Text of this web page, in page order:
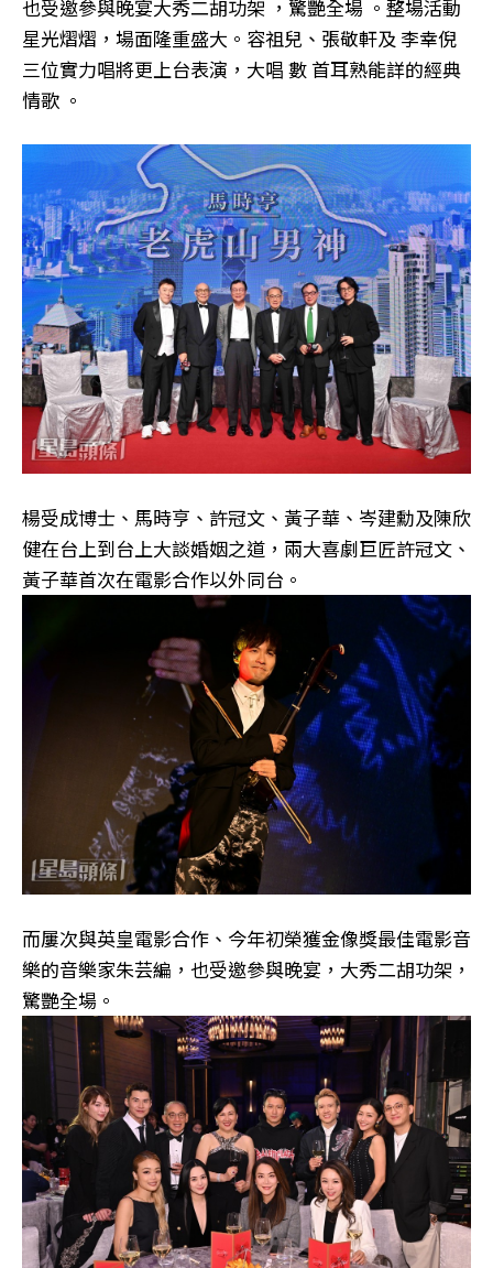
也受邀參與晚宴大秀二胡功架 ，驚艷全場 。整場活動
星光熠熠，場面隆重盛大。容祖兒、張敬軒及 李幸倪
三位實力唱將更上台表演，大唱 數 首耳熟能詳的經典
情歌 。
楊受成博士、馬時亨、許冠文、黃子華、岑建勳及陳欣
健在台上到台上大談婚姻之道，兩大喜劇巨匠許冠文、
黃子華首次在電影合作以外同台。
而屢次與英皇電影合作、今年初榮獲金像獎最佳電影音
樂的音樂家朱芸編，也受邀參與晚宴，大秀二胡功架，
驚艷全場。